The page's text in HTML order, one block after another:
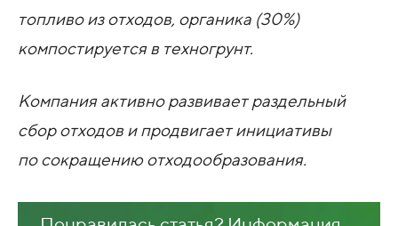
топливо из отходов, органика (30%)
компостируется в техногрунт.
Компания активно развивает раздельный
сбор отходов и продвигает инициативы
по сокращению отходообразования.